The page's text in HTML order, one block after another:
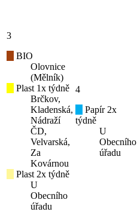
3
BIO
Olovnice
(Mělník)
Plast 1x týdně
Brčkov,
Kladenská,
Nádraží
ČD,
Velvarská,
Za
Kovárnou
Plast 2x týdně
U
Obecního
úřadu
4
Papír 2x
týdně
U
Obecního
úřadu